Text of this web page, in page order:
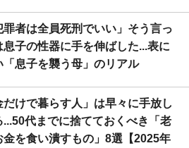
罪者は全員死刑でいい」そう言っ
息子の性器に手を伸ばした...表に
「息子を襲う母」のリアル
だけで暮らす人」は早々に手放し
...50代までに捨てておくべき「老
金を食い潰すもの」8選【2025年